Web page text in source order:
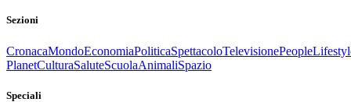
Sezioni
CronacaMondoEconomiaPoliticaSpettacoloTelevisionePeople
PlanetCulturaSaluteScuolaAnimaliSpazio
Speciali